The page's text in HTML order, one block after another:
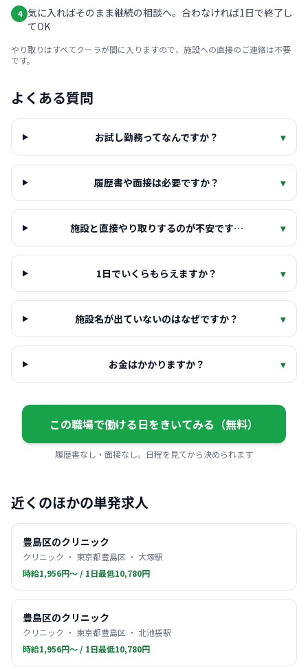
4 気に入ればそのまま継続の相談へ。合わなければ1日で終了し
てOK
やり取りはすべてクーラが間に入りますので、施設への直接のご連絡は不要
です。
よくある質問
お試し勤務ってなんですか？ ▾
履歴書や面接は必要ですか？ ▾
施設と直接やり取りするのが不安です… ▾
1日でいくらもらえますか？ ▾
施設名が出ていないのはなぜですか？ ▾
お金はかかりますか？ ▾
この職場で働ける日をきいてみる（無料）
履歴書なし・面接なし。日程を見てから決められます
近くのほかの単発求人
豊島区のクリニック
クリニック ・ 東京都豊島区 ・ 大塚駅
時給1,956円〜 / 1日最低10,780円
豊島区のクリニック
クリニック ・ 東京都豊島区 ・ 北池袋駅
時給1,956円〜 / 1日最低10,780円